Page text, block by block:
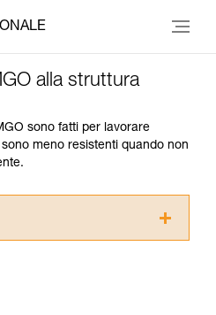
alla struttura
sono fatti per lavorare
meno resistenti quando non
tecnica per poter